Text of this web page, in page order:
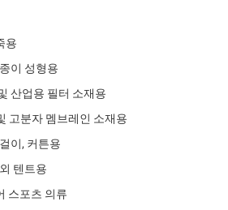
용
이 성형용
산업용 필터 소재용
고분자 멤브레인 소재용
이, 커튼용
텐트용
스포츠 의류